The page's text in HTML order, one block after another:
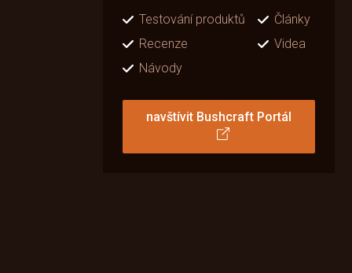
Testování produktů
Články
Recenze
Videa
Návody
navštívit Bushcraft Portál